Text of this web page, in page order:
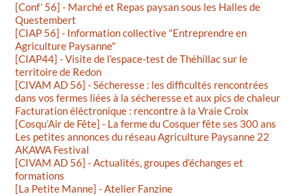
[Conf’ 56] - Marché et Repas paysan sous les Halles de
Questembert
[CIAP 56] - Information collective "Entreprendre en
Agriculture Paysanne"
[CIAP44] - Visite de l’espace-test de Théhillac sur le
territoire de Redon
[CIVAM AD 56] - Sécheresse : les difficultés rencontrées
dans vos fermes liées à la sécheresse et aux pics de chaleur
Facturation éléctronique : rencontre à la Vraie Croix
[Cosqu’Air de Fête] - La ferme du Cosquer fête ses 300 ans
Les petites annonces du réseau Agriculture Paysanne 22
AKAWA Festival
[CIVAM AD 56] - Actualités, groupes d’échanges et
formations
[La Petite Manne] - Atelier Fanzine